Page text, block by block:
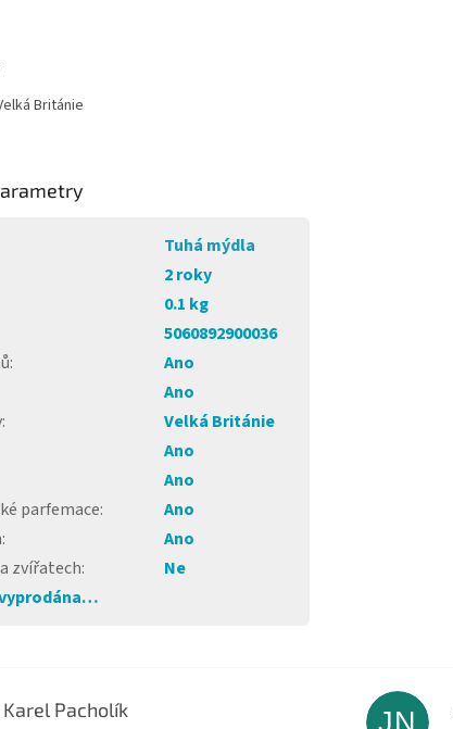
Británie
Tuhá mýdla
2 roky
0.1 kg
5060892900036
:
Ano
Ano
:
Velká Británie
Ano
Ano
parfemace:
Ano
:
Ano
zvířatech:
Ne
Karel Pacholík